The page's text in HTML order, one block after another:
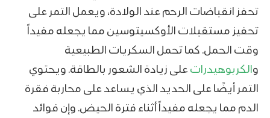
تحفز انقباضات الرحم عند الولادة، ويعمل التمر على
تحفيز مستقبلات الأوكسيتوسين مما يجعله مفيداً
وقت الحمل. كما تحمل السكريات الطبيعية
والكربوهيدراتعلى زيادة الشعور بالطاقة. ويحتوي
التمر أيضًا على الحديد الذي يساعد على محاربة فقرة
الدم مما يجعله مفيداً أثناء فترة الحيض. وإن فوائد